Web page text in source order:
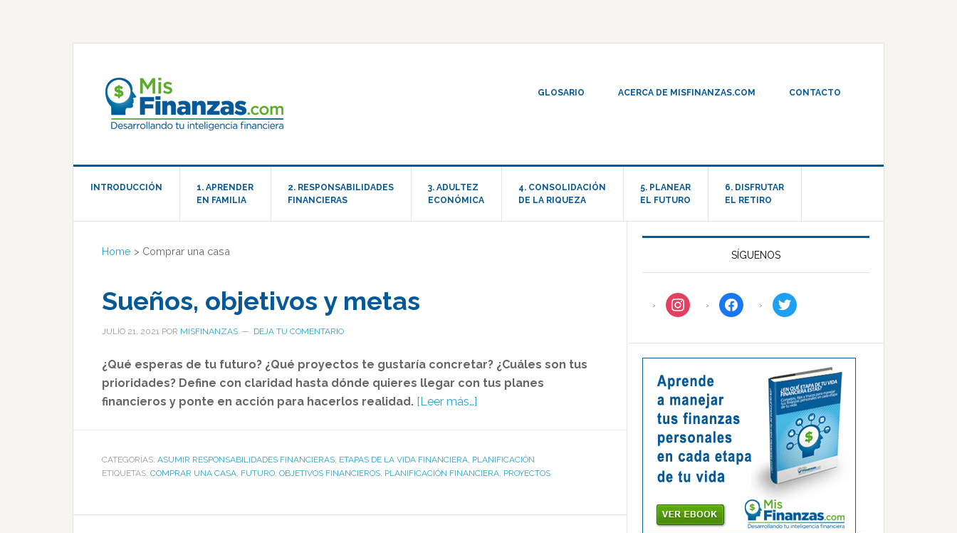
GLOSARIO ACERCA DE MISFINANZAS.COM CONTACTO
INTRODUCCIÓN
1. APRENDER
EN FAMILIA
2. RESPONSABILIDADES
FINANCIERAS
3. ADULTEZ
ECONÓMICA
4. CONSOLIDACIÓN
DE LA RIQUEZA
5. PLANEAR
EL FUTURO
6. DISFRUTAR
EL RETIRO
Home > Comprar una casa
Sueños, objetivos y metas
JULIO 21, 2021 POR MISFINANZAS DEJA TU COMENTARIO
¿Qué esperas de tu futuro? ¿Qué proyectos te gustaría concretar? ¿Cuáles son tus
prioridades? Define con claridad hasta dónde quieres llegar con tus planes
financieros y ponte en acción para hacerlos realidad. [Leer más…]
CATEGORÍAS: ASUMIR RESPONSABILIDADES FINANCIERAS, ETAPAS DE LA VIDA FINANCIERA, PLANIFICACIÓN
ETIQUETAS: COMPRAR UNA CASA, FUTURO, OBJETIVOS FINANCIEROS, PLANIFICACIÓN FINANCIERA, PROYECTOS
SÍGUENOS
instagram facebook twitter